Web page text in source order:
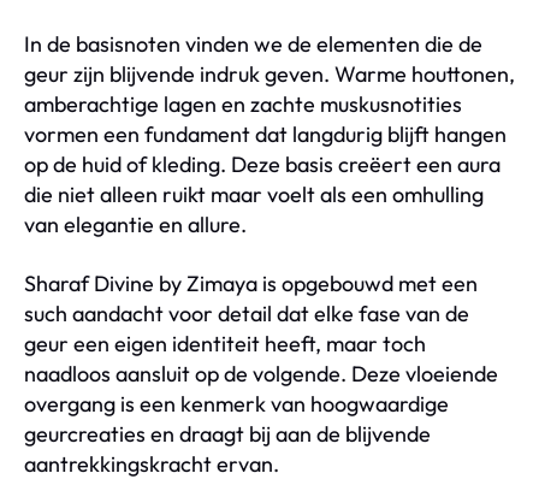
In de basisnoten vinden we de elementen die de
geur zijn blijvende indruk geven. Warme houttonen,
amberachtige lagen en zachte muskusnotities
vormen een fundament dat langdurig blijft hangen
op de huid of kleding. Deze basis creëert een aura
die niet alleen ruikt maar voelt als een omhulling
van elegantie en allure.
Sharaf Divine by Zimaya is opgebouwd met een
such aandacht voor detail dat elke fase van de
geur een eigen identiteit heeft, maar toch
naadloos aansluit op de volgende. Deze vloeiende
overgang is een kenmerk van hoogwaardige
geurcreaties en draagt bij aan de blijvende
aantrekkingskracht ervan.